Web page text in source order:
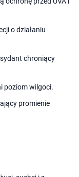
o działaniu
chroniący
poziom wilgoci.
promienie